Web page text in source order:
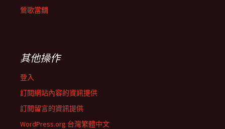
鶯歌當舖
其他操作
登入
訂閱網站內容的資訊提供
訂閱留言的資訊提供
WordPress.org 台灣繁體中文